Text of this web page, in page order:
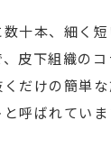
十本、細く
皮下組織の
だけの簡単
呼ばれていま